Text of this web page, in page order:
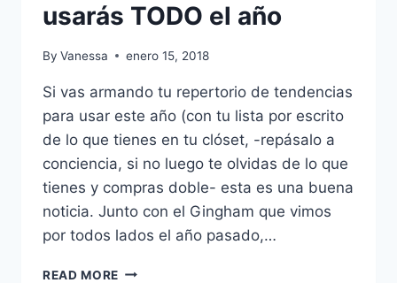
usarás TODO el año
By Vanessa enero 15, 2018
Si vas armando tu repertorio de tendencias
para usar este año (con tu lista por escrito
de lo que tienes en tu clóset, -repásalo a
conciencia, si no luego te olvidas de lo que
tienes y compras doble- esta es una buena
noticia. Junto con el Gingham que vimos
por todos lados el año pasado,…
READ MORE POLKA